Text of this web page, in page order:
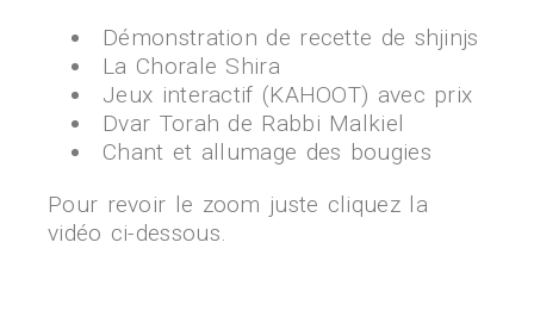
Démonstration de recette de shjinjs
La Chorale Shira
Jeux interactif (KAHOOT) avec prix
Dvar Torah de Rabbi Malkiel
Chant et allumage des bougies
Pour revoir le zoom juste cliquez la
vidéo ci-dessous.